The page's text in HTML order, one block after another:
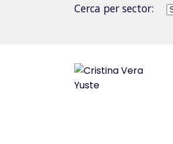
Cerca per sector: